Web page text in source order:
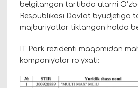
belgilangan tartibda ularni
Respublikasi Davlat byudjetiga
majburiyatlar tiklangan holda
IT Park rezidenti maqomidan
kompaniyalar roʻyxati: